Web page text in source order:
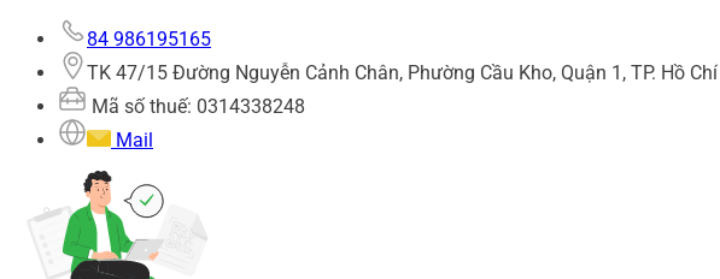
84 986195165
TK 47/15 Đường Nguyễn Cảnh Chân, Phường Cầu Kho, Quận 1, TP. Hồ
Mã số thuế: 0314338248
Mail